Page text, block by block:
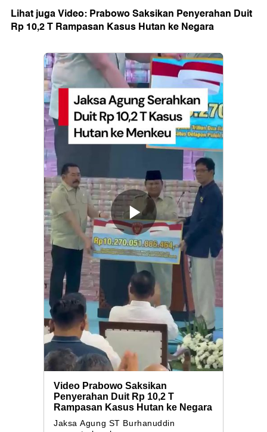
Lihat juga Video: Prabowo Saksikan Penyerahan Duit
Rp 10,2 T Rampasan Kasus Hutan ke Negara